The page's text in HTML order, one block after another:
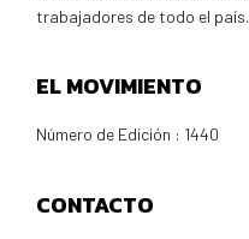
trabajadores de todo el país.
EL MOVIMIENTO
Número de Edición : 1440
CONTACTO